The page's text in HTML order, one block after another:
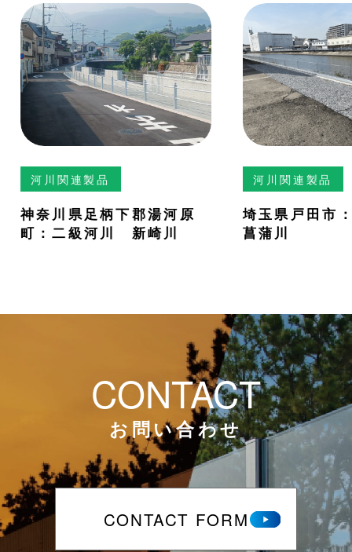
河川関連製品
神奈川県足柄下郡湯河原
町：二級河川 新崎川
河川関連製品
埼玉県戸田市
菖蒲川
CONTACT
お問い合わせ
CONTACT FORM